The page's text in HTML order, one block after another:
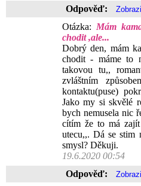
Odpověď:
Otázka: Mám
chodit ,ale...
Dobrý den, mám
chodit - máme to
takovou tu,,
zvláštním
kontaktu(puse)
Jako my si skvělé
bych nemusela nic
cítím že to má
utecu,,. Dá se stim
smysl? Děkuji.
19.6.2020 00:54
Odpověď: